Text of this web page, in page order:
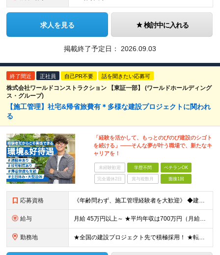
求人を見る 検討中に入れる
掲載終了予定日： 2026.09.03
終了間近 正社員 自己PR不要 話を聞きたい応募可
株式会社ワールドコンストラクション 【東証一部】 (ワールドホールディング
ス・グループ)
【施工管理】社宅&帰省旅費有＊多様な建設プロジェクトに関われ
る
「経験を活かして、もっとのびのび建設のシゴト
を続ける」――そんな夢が叶う職場で、新たなキ
ャリアを！
未経験歓迎 学歴不問 ベテランOK
完全週休2日 賞与複数月 面接1回
応募資格 《年齢問わず、施工管理経験者を大歓迎》 ◆建設業界で技術系の実務経験があればOK ★経験に応じて、月給50万円以上、平均年収700万円以上も可能です 《応募条件》 ◆建設業界で技術系職種（施工管理や
給与 月給 45万円以上～ ★平均年収は700万円（月給50万円） ◎残業手当は、全額別途支給します。 ◎年齢・経験・能力などを考慮の上、決定します。 ◎試用期間3ヶ月あり。その間の待遇に変動はありません
勤務地 ★全国の建設プロジェクト先で積極採用！ ★転居を伴う転勤なし ★配属先は希望を最大限考慮します ★I・Uターン支援・寮あり ★案件によりマイカー通勤OK ＝拠点一覧＝ ◆本社／東京都港区東新橋2丁目